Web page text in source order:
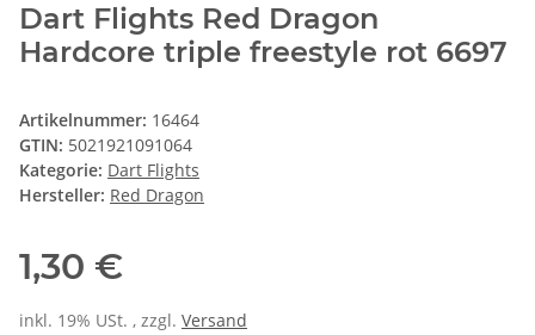
Dart Flights Red Dragon
Hardcore triple freestyle rot 6697
Artikelnummer: 16464
GTIN: 5021921091064
Kategorie: Dart Flights
Hersteller: Red Dragon
1,30 €
inkl. 19% USt. , zzgl. Versand